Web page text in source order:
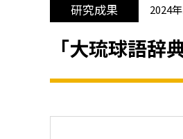
研究成果 2024
「大琉球語辞